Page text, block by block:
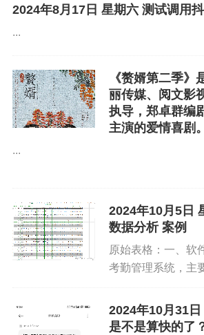
http://zb.ccxb.net:3181/#s/_bb8ViyQ
打包下载：
http://zb.ccxb.net:3181/#s/EBJcVT5G
持您个人观点可与本人联系。
以下内容需要兑换：
登陆后查看
2024年8月17日 星期六 测试调用
...
《赘婿第二季》
丽传媒、阅文影
执导，郑卓群编
主演的爱情喜剧。
...
2024年10月5日
数据分析 案例
原始表格：一、软
考勤管理系统，主
Excel 文件，可以
行统计和分析，并
2024年10月31
是不是算快的了